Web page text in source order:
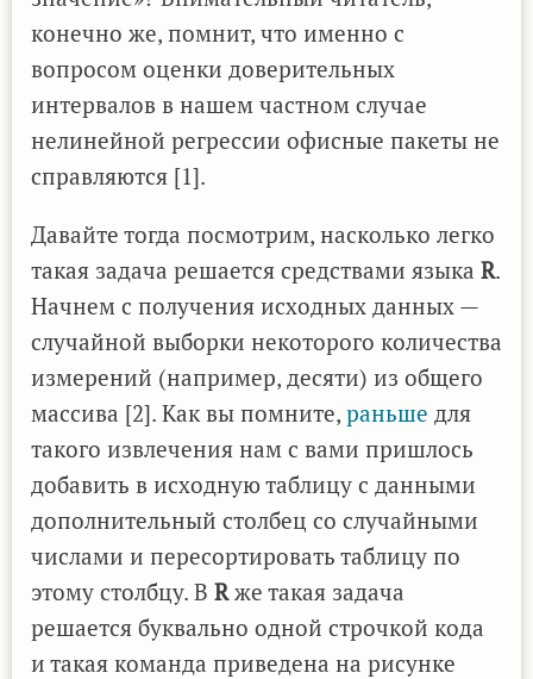
конечно же, помнит, что именно с
вопросом оценки доверительных
интервалов в нашем частном случае
нелинейной регрессии офисные пакеты не
справляются [1].
Давайте тогда посмотрим, насколько легко
такая задача решается средствами языка R.
Начнем с получения исходных данных —
случайной выборки некоторого количества
измерений (например, десяти) из общего
массива [2]. Как вы помните, раньше для
такого извлечения нам с вами пришлось
добавить в исходную таблицу с данными
дополнительный столбец со случайными
числами и пересортировать таблицу по
этому столбцу. В Rже такая задача
решается буквально одной строчкой кода
и такая команда приведена на рисунке